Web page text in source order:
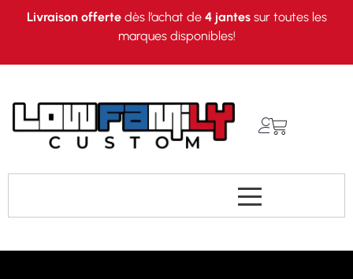
Livraison offertedès l’achat de 4 jantessur toutes les
marques disponibles!